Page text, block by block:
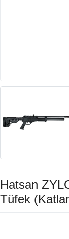
Hatsan
Tüfek